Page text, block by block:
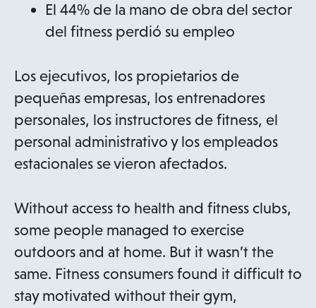
El 44% de la mano de obra del sector
del fitness perdió su empleo
Los ejecutivos, los propietarios de
pequeñas empresas, los entrenadores
personales, los instructores de fitness, el
personal administrativo y los empleados
estacionales se vieron afectados.
Without access to health and fitness clubs,
some people managed to exercise
outdoors and at home. But it wasn’t the
same. Fitness consumers found it difficult to
stay motivated without their gym,